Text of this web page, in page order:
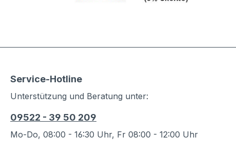
Service-Hotline
Unterstützung und Beratung unter:
09522 - 39 50 209
Mo-Do, 08:00 - 16:30 Uhr, Fr 08:00 - 12:00 Uhr